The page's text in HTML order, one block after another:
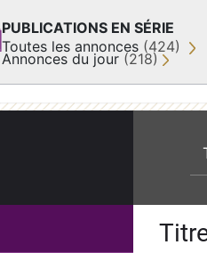
PUBLICATIONS EN SÉRIE
Toutes les annonces (424)
Annonces du jour (218)